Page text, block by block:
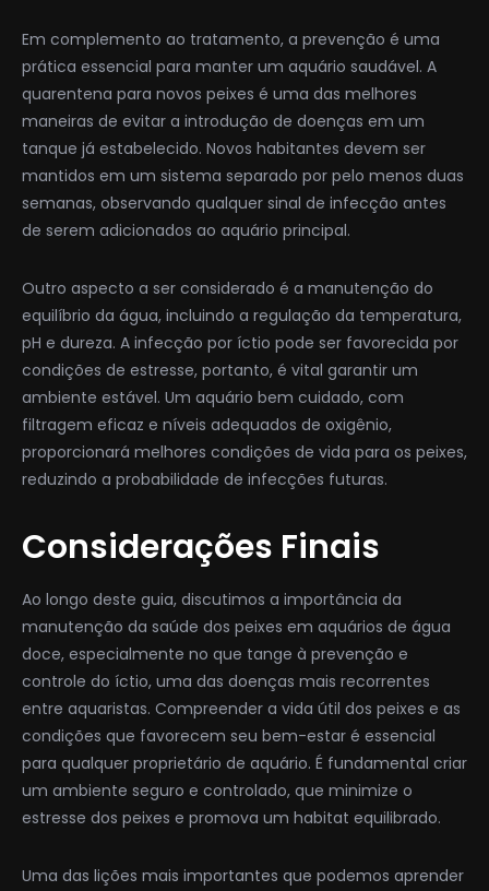
Em complemento ao tratamento, a prevenção é uma
prática essencial para manter um aquário saudável. A
quarentena para novos peixes é uma das melhores
maneiras de evitar a introdução de doenças em um
tanque já estabelecido. Novos habitantes devem ser
mantidos em um sistema separado por pelo menos duas
semanas, observando qualquer sinal de infecção antes
de serem adicionados ao aquário principal.
Outro aspecto a ser considerado é a manutenção do
equilíbrio da água, incluindo a regulação da temperatura,
pH e dureza. A infecção por íctio pode ser favorecida por
condições de estresse, portanto, é vital garantir um
ambiente estável. Um aquário bem cuidado, com
filtragem eficaz e níveis adequados de oxigênio,
proporcionará melhores condições de vida para os peixes,
reduzindo a probabilidade de infecções futuras.
Considerações Finais
Ao longo deste guia, discutimos a importância da
manutenção da saúde dos peixes em aquários de água
doce, especialmente no que tange à prevenção e
controle do íctio, uma das doenças mais recorrentes
entre aquaristas. Compreender a vida útil dos peixes e as
condições que favorecem seu bem-estar é essencial
para qualquer proprietário de aquário. É fundamental criar
um ambiente seguro e controlado, que minimize o
estresse dos peixes e promova um habitat equilibrado.
Uma das lições mais importantes que podemos aprender